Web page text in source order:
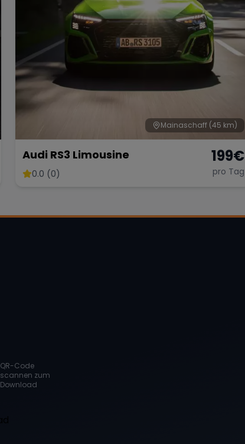
Mainaschaff (45 km)
Audi RS3 Limousine
0.0 (0)
199€
pro Tag
QR-Code
scannen zum
Download